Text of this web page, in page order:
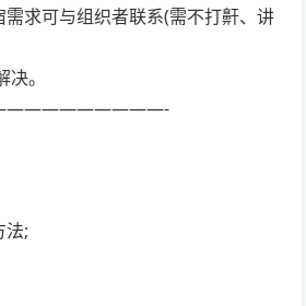
求可与组织者联系(需不打鼾、讲
。
法;